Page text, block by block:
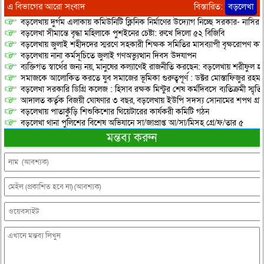
এ বিভাগের আরো সংবাদ বিস্তারিত: বড়লেখা
বড়লেখায় দুর্গম এলাকায় কমিউনিটি ক্লিনিক নির্মাণের উদ্যোগ নিচ্ছে সরকার-
বড়লেখা সীমান্তে বৃদ্ধা মহিলাকে পুশইনের চেষ্টা: রুখে দিলো ৫২ বিজিবি
বড়লেখায় জুলাই শহীদদের স্মরণে সহকারী শিক্ষক সমিতির মাসব্যাপী বৃক্ষরোপণ
বড়লেখায় নানা কর্মসূচিতে জুলাই গণঅভ্যুত্থান দিবস উদযাপন
ব্যক্তিগত স্বার্থের জন্য নয়, মানুষের কল্যাণেই রাজনীতি করছেন: বড়লেখায় শরীফুল
সমাজকে আলোকিত করতে যুব সমাজের ভূমিকা গুরুত্বপূর্ণ : ডক্টর মোস্তাফিজুর
বড়লেখা সরকারি ডিগ্রি কলেজ : হিসাব রক্ষক মিন্টুর শেষ কর্মদিবসে ব্যতিক্রমী
আদালত কর্তৃক বিজয়ী ঘোষণার ৩ বছর, বড়লেখায় ইউপি সদস্য সোনামের শপথ
বড়লেখায় পাতাকুঁড়ি শিশুকিশোর থিয়েটারের কার্যকরী কমিটি গঠন
বড়লেখা থানা পুলিশের বিশেষ অভিযানে সা/জাপ্রাপ্ত আ/সা/মিসহ গ্রে/ফ/তার ৫
মন্তব্য করুন